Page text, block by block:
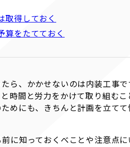
取得しておく
算をたてておく
ら、かかせないのは内装工事
時間と労力をかけて取り組む
めにも、きちんと計画を立て
に知っておくべことや注意点に